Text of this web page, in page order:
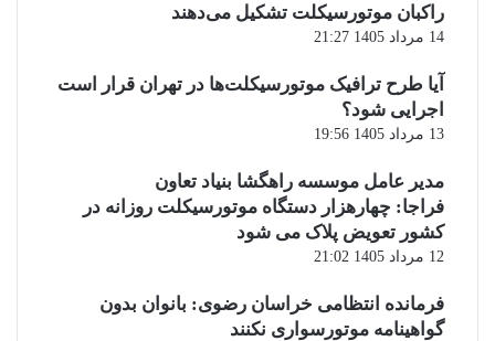
راکبان موتورسیکلت تشکیل می‌دهند
14 مرداد 1405 21:27
آیا طرح ترافیک موتورسیکلت‌ها در تهران قرار است
اجرایی شود؟
13 مرداد 1405 19:56
مدیر عامل موسسه راهگشا بنیاد تعاون
فراجا: چهارهزار دستگاه موتورسیکلت روزانه در
کشور تعویض پلاک می شود
12 مرداد 1405 21:02
فرمانده انتظامی خراسان رضوی: بانوان بدون
گواهینامه موتورسواری نکنند